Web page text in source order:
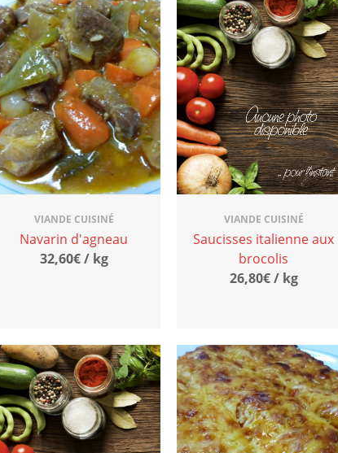
VIANDE CUISINÉ
Navarin d'agneau
32,60€ / kg
VIANDE CUISINÉ
Saucisses italienne aux
brocolis
26,80€ / kg